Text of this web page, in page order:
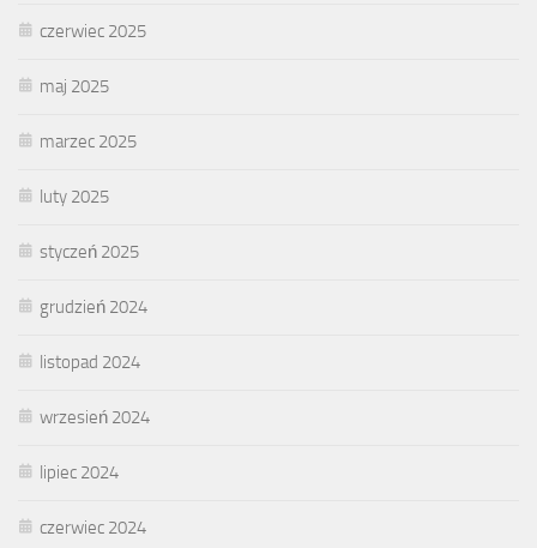
czerwiec 2025
maj 2025
marzec 2025
luty 2025
styczeń 2025
grudzień 2024
listopad 2024
wrzesień 2024
lipiec 2024
czerwiec 2024